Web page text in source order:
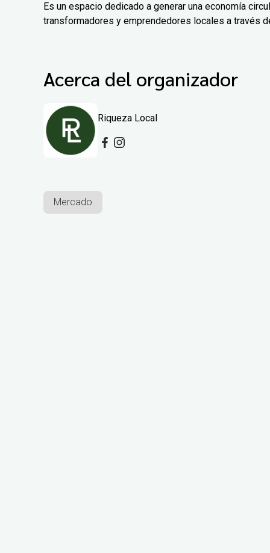
Es un espacio dedicado a generar una economía
transformadores y emprendedores locales a través
Acerca del organizador
Riqueza Local
Mercado